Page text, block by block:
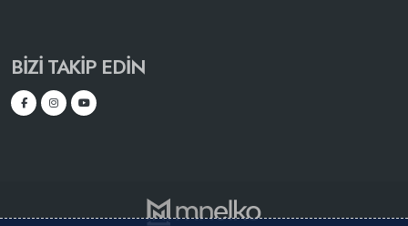
BIZI TAKIP EDIN